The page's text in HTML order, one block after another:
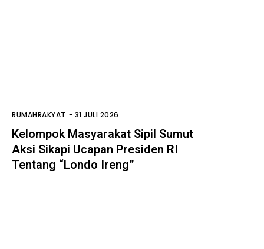
RUMAHRAKYAT - 31 JULI 2026
Kelompok Masyarakat Sipil Sumut
Aksi Sikapi Ucapan Presiden RI
Tentang “Londo Ireng”